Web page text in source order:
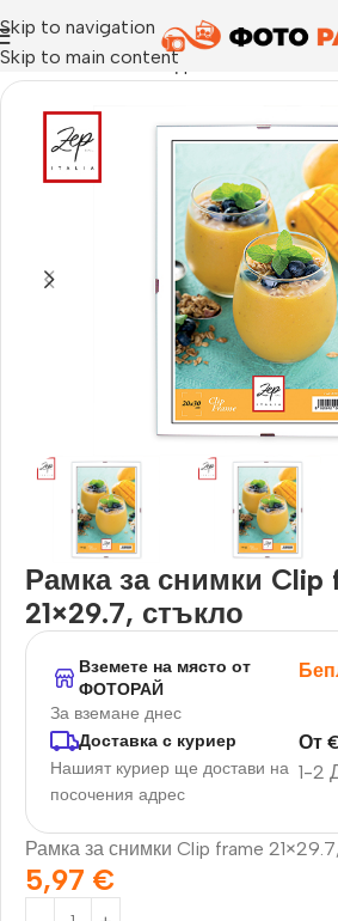
Skip to navigation
Skip to main content
Начало›Рамка за една снимка
Рамка за снимки Clip
21×29.7, стъкло
Вземете на място от
ФОТОРАЙ
За вземане днес
Доставка с куриер
Нашият куриер ще достави на
посочения адрес
1-2
От
Рамка за снимки Clip frame
5,97 €